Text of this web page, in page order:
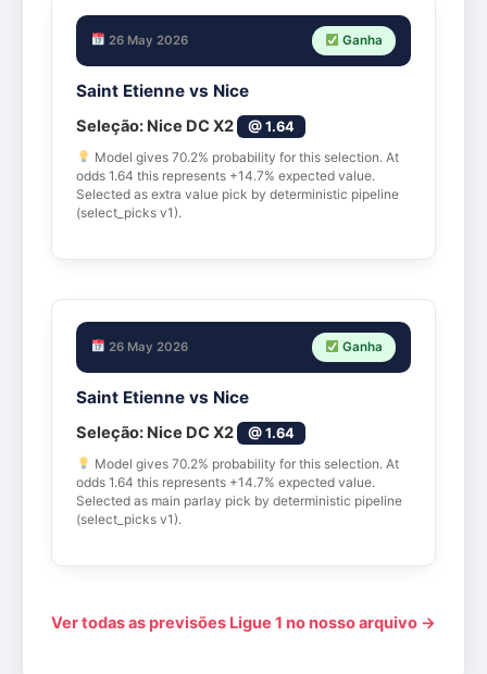
26 May 2026 Ganha
Saint Etienne vs Nice
Seleção: Nice DC X2
@ 1.64
Model gives 70.2% probability for this selection. At
odds 1.64 this represents +14.7% expected value.
Selected as extra value pick by deterministic pipeline
(select_picks v1).
26 May 2026 Ganha
Saint Etienne vs Nice
Seleção: Nice DC X2
@ 1.64
Model gives 70.2% probability for this selection. At
odds 1.64 this represents +14.7% expected value.
Selected as main parlay pick by deterministic pipeline
(select_picks v1).
Ver todas as previsões Ligue 1 no nosso arquivo →